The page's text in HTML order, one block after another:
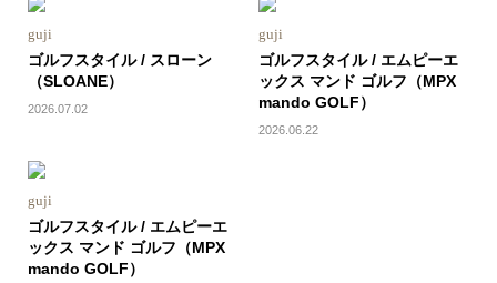
guji
ゴルフスタイル / スローン
（SLOANE）
2026.07.02
guji
ゴルフスタイル / エムピーエ
ックス マンド ゴルフ（MPX
mando GOLF）
2026.06.22
guji
ゴルフスタイル / エムピーエ
ックス マンド ゴルフ（MPX
mando GOLF）